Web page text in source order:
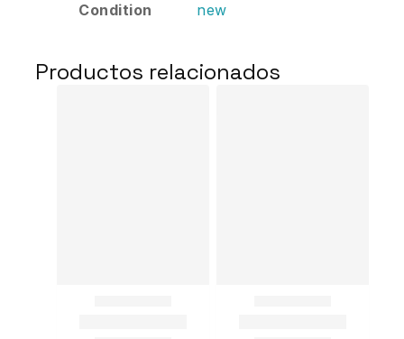
Condition new
Productos relacionados